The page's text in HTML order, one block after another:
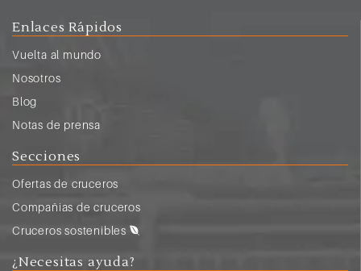
Enlaces Rápidos
Vuelta al mundo
Nosotros
Blog
Notas de prensa
Secciones
Ofertas de cruceros
Compañias de cruceros
Cruceros sostenibles
¿Necesitas ayuda?